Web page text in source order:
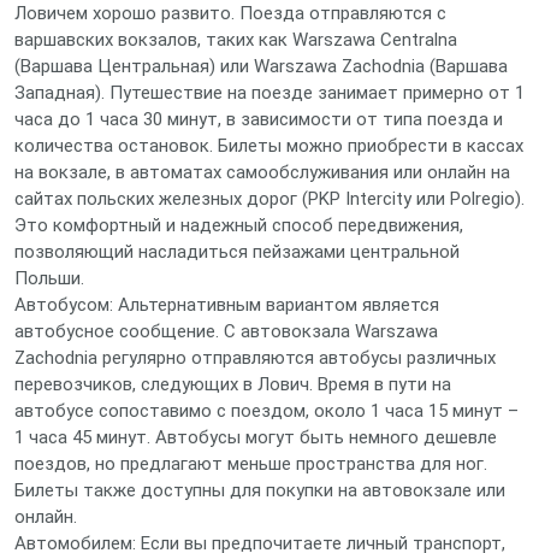
Ловичем хорошо развито. Поезда отправляются с
варшавских вокзалов, таких как Warszawa Centralna
(Варшава Центральная) или Warszawa Zachodnia (Варшава
Западная). Путешествие на поезде занимает примерно от 1
часа до 1 часа 30 минут, в зависимости от типа поезда и
количества остановок. Билеты можно приобрести в кассах
на вокзале, в автоматах самообслуживания или онлайн на
сайтах польских железных дорог (PKP Intercity или Polregio).
Это комфортный и надежный способ передвижения,
позволяющий насладиться пейзажами центральной
Польши.
Автобусом: Альтернативным вариантом является
автобусное сообщение. С автовокзала Warszawa
Zachodnia регулярно отправляются автобусы различных
перевозчиков, следующих в Лович. Время в пути на
автобусе сопоставимо с поездом, около 1 часа 15 минут –
1 часа 45 минут. Автобусы могут быть немного дешевле
поездов, но предлагают меньше пространства для ног.
Билеты также доступны для покупки на автовокзале или
онлайн.
Автомобилем: Если вы предпочитаете личный транспорт,